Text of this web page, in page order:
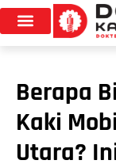
Berapa
Kaki
Utara?